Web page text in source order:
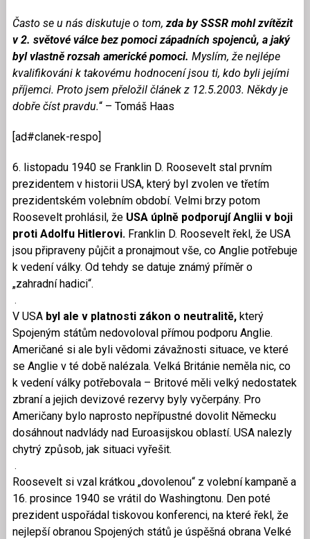
Často se u nás diskutuje o tom, zda by SSSR mohl zvítězit
v 2. světové válce bez pomoci západních spojenců, a jaký
byl vlastně rozsah americké pomoci. Myslím, že nejlépe
kvalifikováni k takovému hodnocení jsou ti, kdo byli jejími
příjemci. Proto jsem přeložil článek z 12.5.2003. Někdy je
dobře číst pravdu.“ – Tomáš Haas
[ad#clanek-respo]
6. listopadu 1940 se Franklin D. Roosevelt stal prvním
prezidentem v historii USA, který byl zvolen ve třetím
prezidentském volebním období. Velmi brzy potom
Roosevelt prohlásil, že USA úplně podporují Anglii v boji
proti Adolfu Hitlerovi. Franklin D. Roosevelt řekl, že USA
jsou připraveny půjčit a pronajmout vše, co Anglie potřebuje
k vedení války. Od tehdy se datuje známý příměr o
„zahradní hadici“.
V USAbyl ale v platnosti zákon o neutralitě,který
Spojeným státům nedovoloval přímou podporu Anglie.
Američané si ale byli vědomi závažnosti situace, ve které
se Anglie v té době nalézala. Velká Británie neměla nic, co
k vedení války potřebovala – Britové měli velký nedostatek
zbraní a jejich devizové rezervy byly vyčerpány. Pro
Američany bylo naprosto nepřípustné dovolit Německu
dosáhnout nadvlády nad Euroasijskou oblastí. USA nalezly
chytrý způsob, jak situaci vyřešit.
Roosevelt si vzal krátkou „dovolenou“ z volební kampaně a
16. prosince 1940 se vrátil do Washingtonu. Den poté
prezident uspořádal tiskovou konferenci, na které řekl, že
nejlepší obranou Spojených států je úspěšná obrana Velké